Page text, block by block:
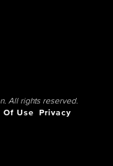
All rights reserved.
Of Use
Privacy